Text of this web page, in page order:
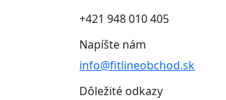
+421 948 010 405
Napíšte nám
info@fitlineobchod.sk
Dôležité odkazy